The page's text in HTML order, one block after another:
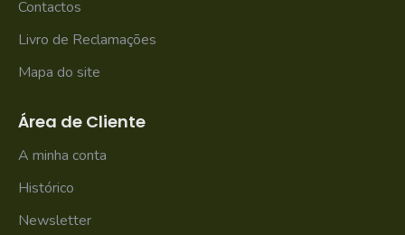
Contactos
Livro de Reclamações
Mapa do site
Área de Cliente
A minha conta
Histórico
Newsletter